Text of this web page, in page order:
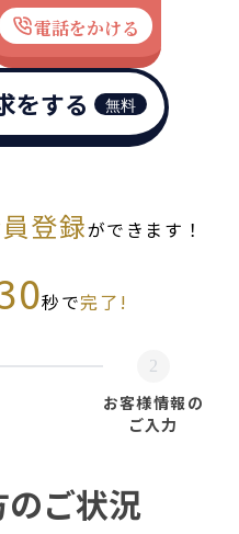
電話をかける
をする 無料
登録ができます！
秒で完了!
2
お客様情報の
ご入力
のご状況